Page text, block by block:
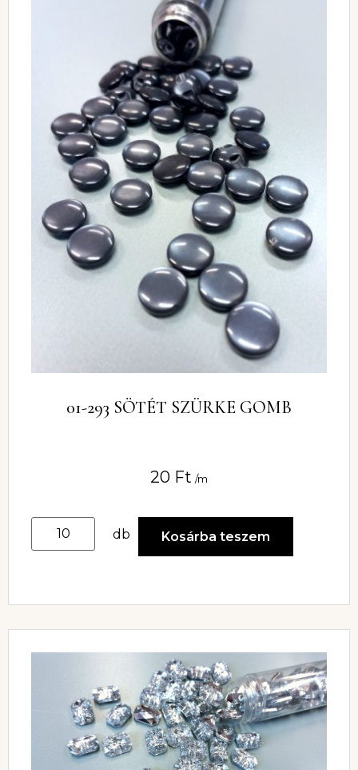
01-293 SÖTÉT SZÜRKE GOMB
20 Ft /m
db Kosárba teszem